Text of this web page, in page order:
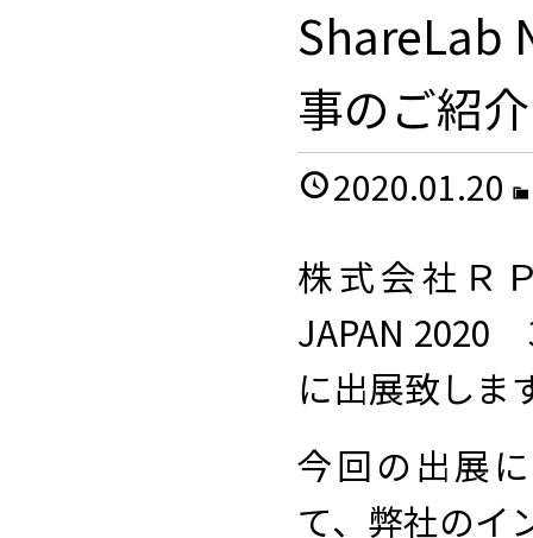
ShareLab
事のご紹介
2020.01.20
株式会社Ｒ
JAPAN
に出展致しま
今回の出展
て、弊社のイ